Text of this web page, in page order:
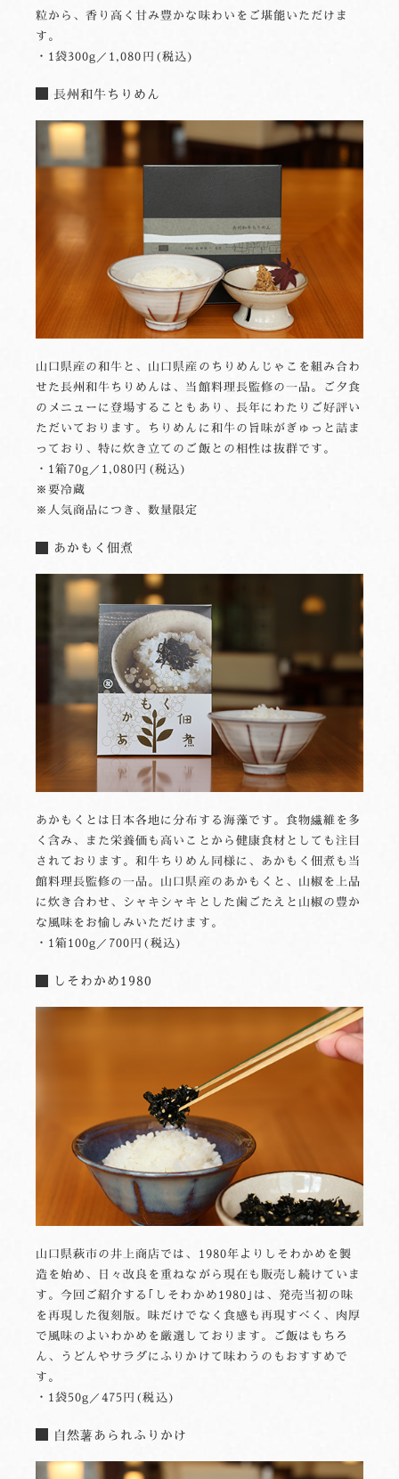
粒から、香り高く甘み豊かな味わいをご堪能いただけま
す。
・1袋300g／1,080円(税込)
長州和牛ちりめん
山口県産の和牛と、山口県産のちりめんじゃこを組み合わ
せた長州和牛ちりめんは、当館料理長監修の一品。ご夕食
のメニューに登場することもあり、長年にわたりご好評い
ただいております。ちりめんに和牛の旨味がぎゅっと詰ま
っており、特に炊き立てのご飯との相性は抜群です。
・1箱70g／1,080円(税込)
※要冷蔵
※人気商品につき、数量限定
あかもく佃煮
あかもくとは日本各地に分布する海藻です。食物繊維を多
く含み、また栄養価も高いことから健康食材としても注目
されております。和牛ちりめん同様に、あかもく佃煮も当
館料理長監修の一品。山口県産のあかもくと、山椒を上品
に炊き合わせ、シャキシャキとした歯ごたえと山椒の豊か
な風味をお愉しみいただけます。
・1箱100g／700円(税込)
しそわかめ1980
山口県萩市の井上商店では、1980年よりしそわかめを製
造を始め、日々改良を重ねながら現在も販売し続けていま
す。今回ご紹介する｢しそわかめ1980｣は、発売当初の味
を再現した復刻版。味だけでなく食感も再現すべく、肉厚
で風味のよいわかめを厳選しております。ご飯はもちろ
ん、うどんやサラダにふりかけて味わうのもおすすめで
す。
・1袋50g／475円(税込)
自然薯あられふりかけ